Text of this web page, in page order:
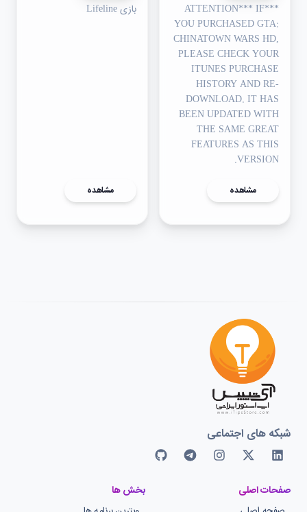
***ATTENTION*** IF
YOU PURCHASED GTA:
CHINATOWN WARS HD,
PLEASE CHECK YOUR
ITUNES PURCHASE
HISTORY AND RE-
DOWNLOAD. IT HAS
BEEN UPDATED WITH
THE SAME GREAT
FEATURES AS THIS
VERSION.
مشاهده
بازی Lifeline
مشاهده
شبکه های اجتماعی
صفحات اصلی
بخش ها